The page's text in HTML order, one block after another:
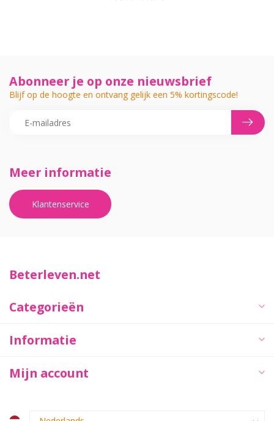
Meer informatie
Klantenservice
Abonneer je op onze nieuwsbrief
Blijf op de hoogte en ontvang gelijk een 5% kortingscode!
Beterleven.net
Categorieën
Informatie
Mijn account